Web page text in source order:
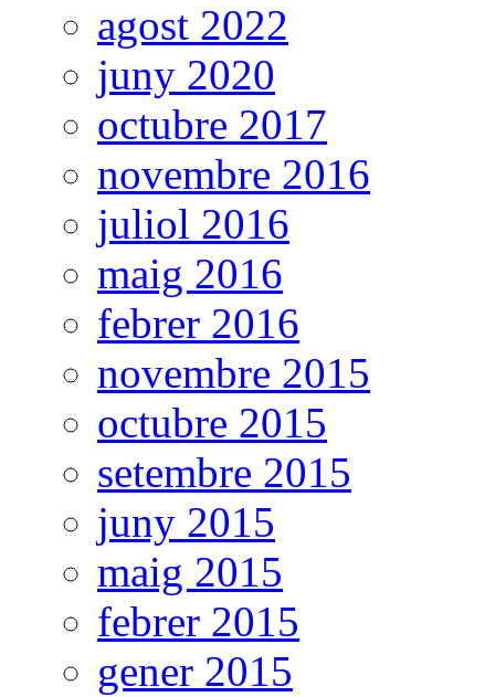
agost 2022
juny 2020
octubre 2017
novembre 2016
juliol 2016
maig 2016
febrer 2016
novembre 2015
octubre 2015
setembre 2015
juny 2015
maig 2015
febrer 2015
gener 2015